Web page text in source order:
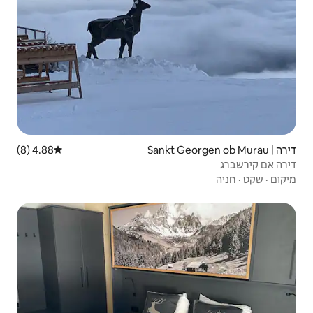
דירוג ממוצע של 4.88 מתוך 5, 8 ביקורות
4.88 (8)